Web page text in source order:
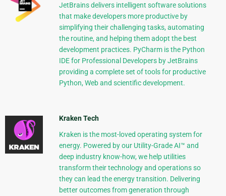
JetBrains delivers intelligent software solutions
that make developers more productive by
simplifying their challenging tasks, automating
the routine, and helping them adopt the best
development practices. PyCharm is the Python
IDE for Professional Developers by JetBrains
providing a complete set of tools for productive
Python, Web and scientific development.
Kraken Tech
Kraken is the most-loved operating system for
energy. Powered by our Utility-Grade AI™ and
deep industry know-how, we help utilities
transform their technology and operations so
they can lead the energy transition. Delivering
better outcomes from generation through